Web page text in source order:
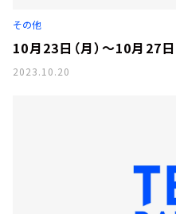
その他
10月23日（月）～10月27日
2023.10.20